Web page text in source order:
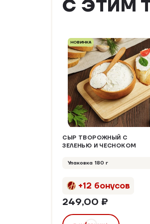
С ЭТИМ
НОВИНКА
СЫР ТВОРОЖНЫЙ С
ЗЕЛЕНЬЮ И ЧЕСНОКОМ
Упаковка 180 г
+12 бонусов
249,00 ₽